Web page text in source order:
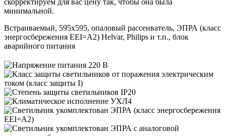
скорректируем для вас цену так, чтобы она была
минимальной.
Встраиваемый, 595х595, опаловый рассеиватель, ЭПРА (класс
энергосбережения EEI=A2) Helvar, Philips и т.п., блок
аварийного питания